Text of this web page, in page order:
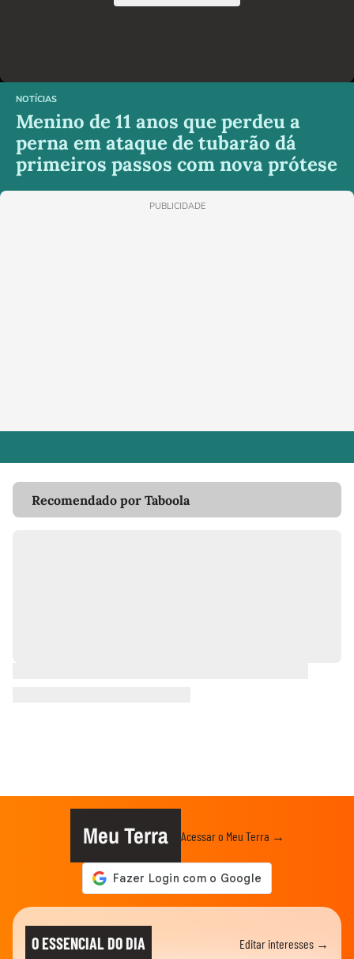
NOTÍCIAS
Menino de 11 anos que perdeu a
perna em ataque de tubarão dá
primeiros passos com nova prótese
PUBLICIDADE
Recomendado por Taboola
Meu Terra Acessar o Meu Terra →
O ESSENCIAL DO DIA Editar interesses →